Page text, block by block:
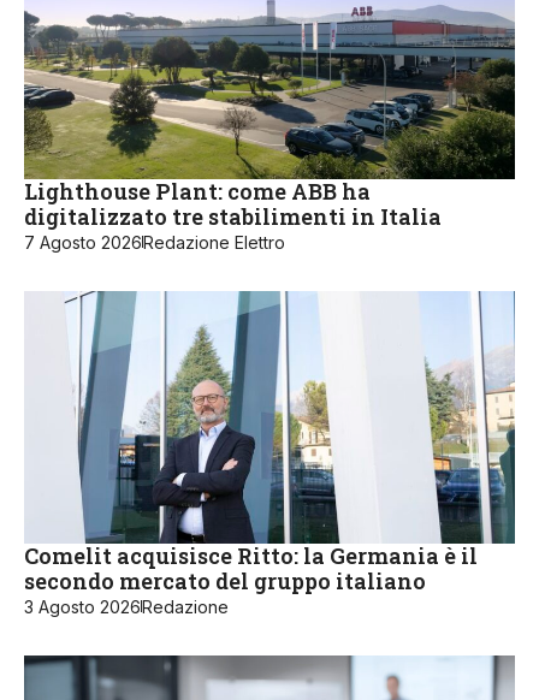
Lighthouse Plant: come ABB ha
digitalizzato tre stabilimenti in Italia
7 Agosto 2026Redazione Elettro
Comelit acquisisce Ritto: la Germania è il
secondo mercato del gruppo italiano
3 Agosto 2026Redazione